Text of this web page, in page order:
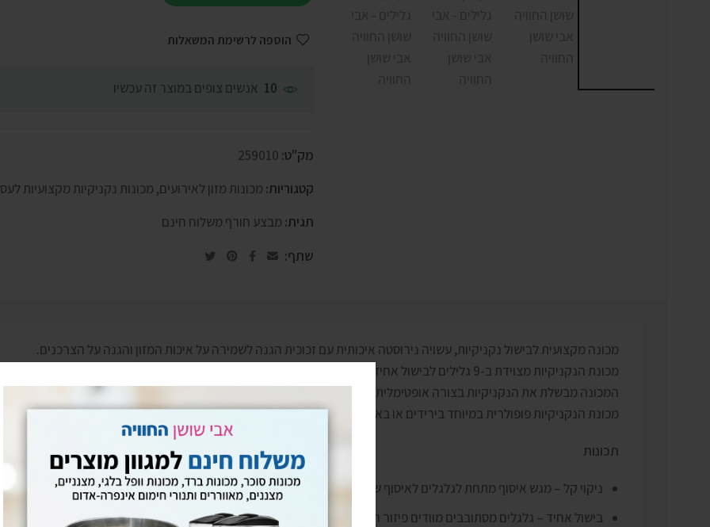
הוספה לרשימת המשאלות
10 אנשים צופים במוצר זה עכשיו
מק"ט: 259010
קטגוריות: מכונות מזון לאירועים, מכונות נקניקיות מקצועיות
תגית: מבצע חורף משלוח חינם
שתף:
מכונה מקצועית לבישול נקניקיות, עשויה נירוסטה איכותית עם זכוכית הגנה לשמירה על איכות המזון והגנה על הצרכנים.
מכונת הנקניקיות מצוידת ב-9 גלילים לבישול אחיד ומהיר של נקניקיות בטמפרטורה הנכונה!
המכונה מבשלת את הנקניקיות בצורה אופטימלית על ידי סיבוב הגלילים לבישול אחיד מכל הכיוונים.
מכונת הנקניקיות פופולרית במיוחד בירידים או באצטדיוני כדורגל וחנויות נוחות.
תכונות
ניקוי קל – מגש איסוף מתחת לגלגלים לאיסוף שומן וטפטופים מהנקניקיות
בישול אחיד – גלגלים מסתובבים מוודים פיזור חום אחיד